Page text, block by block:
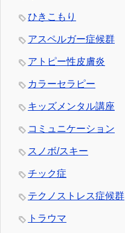
ひきこもり
アスペルガー症候群
アトピー性皮膚炎
カラーセラピー
キッズメンタル講座
コミュニケーション
スノボ/スキー
チック症
テクノストレス症候群
トラウマ